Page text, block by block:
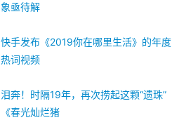
象亟待解
快手发布《2019你在哪里生活》的年度
热词视频
泪奔！时隔19年，再次捞起这颗“遗珠”
《春光灿烂猪